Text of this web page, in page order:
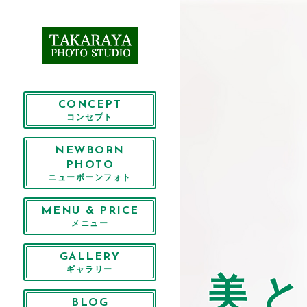
CONCEPT
コンセプト
NEWBORN
PHOTO
ニューボーンフォト
MENU & PRICE
メニュー
GALLERY
ギャラリー
BLOG 美